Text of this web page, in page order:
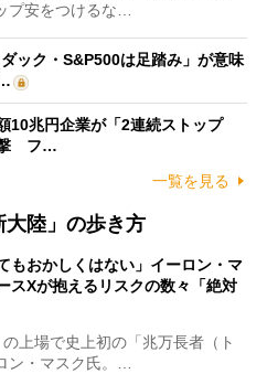
プ安をつけるな…
ック・S&P500は足踏み」が意味
10兆円企業が「2連続ストップ
撃 フ…
一覧を見る
大陸」の歩き方
もおかしくはない」イーロン・マ
スXが抱えるリスクの数々「絶対
上場で史上初の「兆万長者（ト
ン・マスク氏。…